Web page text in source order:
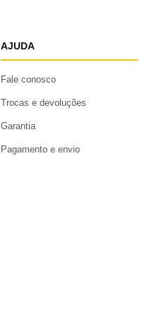
AJUDA
Fale conosco
Trocas e devoluções
Garantia
Pagamento e envio